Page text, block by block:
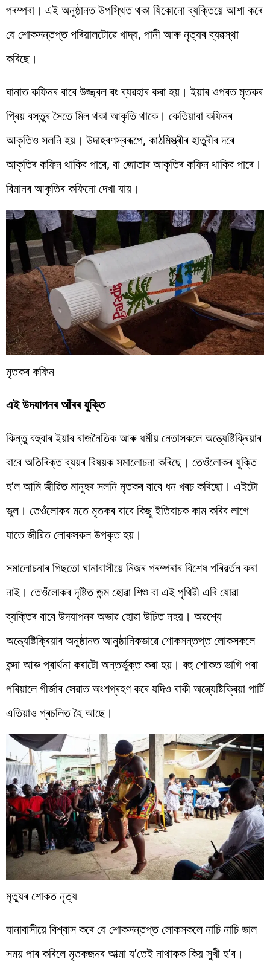
পৰম্পৰা। এই অনুষ্ঠানত উপস্থিত থকা যিকোনো ব্যক্তিয়ে আশা কৰে
যে শোকসন্তপ্ত পৰিয়ালটোৱে খাদ্য, পানী আৰু নৃত্যৰ ব্যৱস্থা
কৰিছে।
ঘানাত কফিনৰ বাবে উজ্জ্বল ৰং ব্যৱহাৰ কৰা হয়। ইয়াৰ ওপৰত মৃতকৰ
প্ৰিয় বস্তুৰ সৈতে মিল থকা আকৃতি থাকে। কেতিয়াবা কফিনৰ
আকৃতিও সলনি হয়। উদাহৰণস্বৰূপে, কাঠমিস্ত্ৰীৰ হাতুৰীৰ দৰে
আকৃতিৰ কফিন থাকিব পাৰে, বা জোতাৰ আকৃতিৰ কফিন থাকিব পাৰে।
বিমানৰ আকৃতিৰ কফিনো দেখা যায়।
মৃতকৰ কফিন
এই উদযাপনৰ আঁৰৰ যুক্তি
কিন্তু বহুবাৰ ইয়াৰ ৰাজনৈতিক আৰু ধৰ্মীয় নেতাসকলে অন্ত্যেষ্টিক্ৰিয়াৰ
বাবে অতিৰিক্ত ব্যয়ৰ বিষয়ক সমালোচনা কৰিছে। তেওঁলোকৰ যুক্তি
হ’ল আমি জীৱিত মানুহৰ সলনি মৃতকৰ বাবে ধন খৰচ কৰিছো। এইটো
ভুল। তেওঁলোকৰ মতে মৃতকৰ বাবে কিছু ইতিবাচক কাম কৰিব লাগে
যাতে জীৱিত লোকসকল উপকৃত হয়।
সমালোচনাৰ পিছতো ঘানাবাসীয়ে নিজৰ পৰম্পৰাৰ বিশেষ পৰিৱৰ্তন কৰা
নাই। তেওঁলোকৰ দৃষ্টিত জন্ম হোৱা শিশু বা এই পৃথিৱী এৰি যোৱা
ব্যক্তিৰ বাবে উদযাপনৰ অভাৱ হোৱা উচিত নহয়। অৱশ্যে
অন্ত্যেষ্টিক্ৰিয়াৰ অনুষ্ঠানত আনুষ্ঠানিকভাৱে শোকসন্তপ্ত লোকসকলে
কন্দা আৰু প্ৰাৰ্থনা কৰাটো অন্তৰ্ভুক্ত কৰা হয়। বহু শোকত ভাগি পৰা
পৰিয়ালে গীৰ্জাৰ সেৱাত অংশগ্ৰহণ কৰে যদিও বাকী অন্ত্যেষ্টিক্ৰিয়া পাৰ্টি
এতিয়াও প্ৰচলিত হৈ আছে।
মৃত্যুৰ শোকত নৃত্য
ঘানাবাসীয়ে বিশ্বাস কৰে যে শোকসন্তপ্ত লোকসকলে নাচি নাচি ভাল
সময় পাৰ কৰিলে মৃতকজনৰ আত্মা য’তেই নাথাকক কিয় সুখী হ’ব।